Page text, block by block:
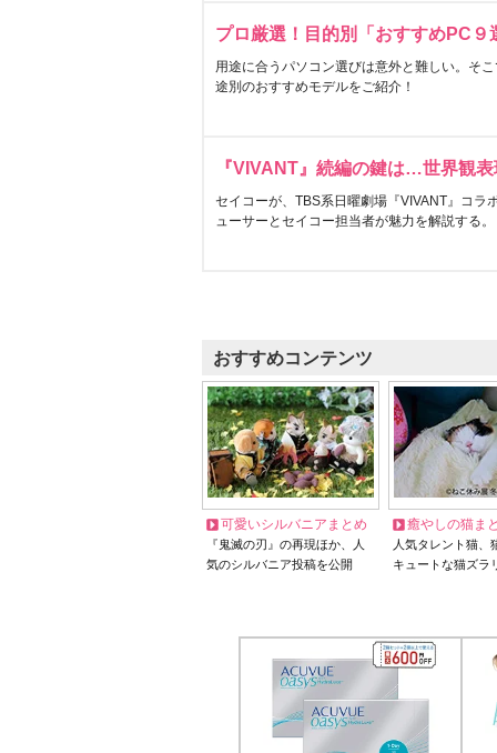
プロ厳選！目的別「おすすめPC９
用途に合うパソコン選びは意外と難しい。そ
途別のおすすめモデルをご紹介！
『VIVANT』続編の鍵は…世界観
セイコーが、TBS系日曜劇場『VIVANT』コラ
ューサーとセイコー担当者が魅力を解説する。
おすすめコンテンツ
可愛いシルバニアまとめ
『鬼滅の刃』の再現ほか、人
気のシルバニア投稿を公開
癒やしの猫ま
人気タレント猫
キュートな猫ズラ